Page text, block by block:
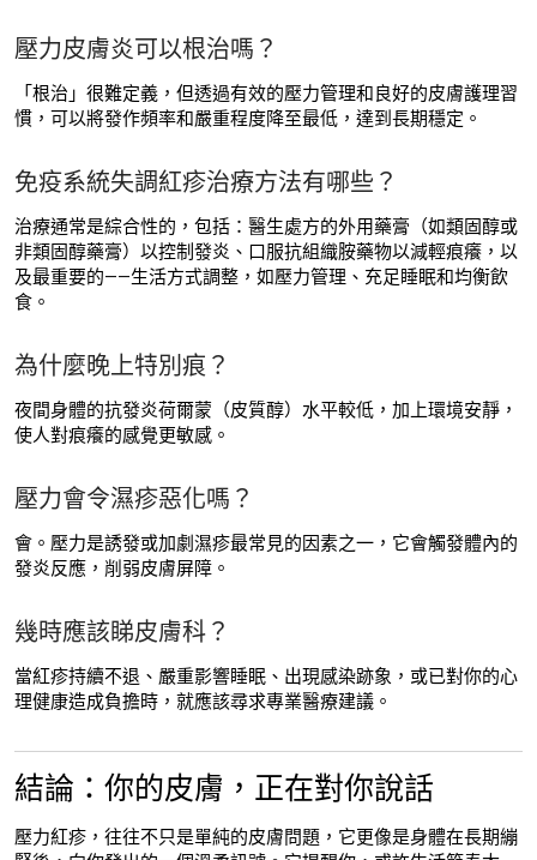
壓力皮膚炎可以根治嗎？
「根治」很難定義，但透過有效的壓力管理和良好的皮膚護理習
慣，可以將發作頻率和嚴重程度降至最低，達到長期穩定。
免疫系統失調紅疹治療方法有哪些？
治療通常是綜合性的，包括：醫生處方的外用藥膏（如類固醇或
非類固醇藥膏）以控制發炎、口服抗組織胺藥物以減輕痕癢，以
及最重要的——生活方式調整，如壓力管理、充足睡眠和均衡飲
食。
為什麼晚上特別痕？
夜間身體的抗發炎荷爾蒙（皮質醇）水平較低，加上環境安靜，
使人對痕癢的感覺更敏感。
壓力會令濕疹惡化嗎？
會。壓力是誘發或加劇濕疹最常見的因素之一，它會觸發體內的
發炎反應，削弱皮膚屏障。
幾時應該睇皮膚科？
當紅疹持續不退、嚴重影響睡眠、出現感染跡象，或已對你的心
理健康造成負擔時，就應該尋求專業醫療建議。
結論：你的皮膚，正在對你說話
壓力紅疹，往往不只是單純的皮膚問題，它更像是身體在長期繃